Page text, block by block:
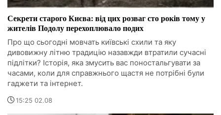
Секрети старого Києва: від цих розваг сто років тому у
жителів Подолу перехоплювало подих
Про що сьогодні мовчать київські схили та яку
дивовижну літню традицію назавжди втратили сучасні
підлітки? Історія, яка змусить вас поностальгувати за
часами, коли для справжнього щастя не потрібні були
гаджети та інтернет.
15:25 02.08